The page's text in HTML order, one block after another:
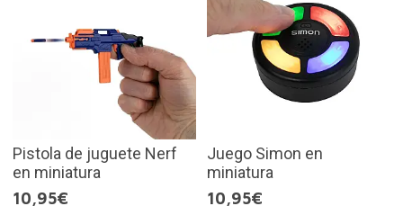
Pistola de juguete Nerf
en miniatura
10,95€
Juego Simon en
miniatura
10,95€